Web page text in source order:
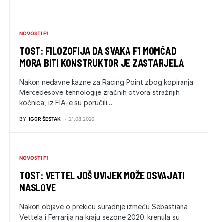
NOVOSTI F1
TOST: FILOZOFIJA DA SVAKA F1 MOMČAD
MORA BITI KONSTRUKTOR JE ZASTARJELA
Nakon nedavne kazne za Racing Point zbog kopiranja
Mercedesove tehnologije zračnih otvora stražnjih
kočnica, iz FIA-e su poručili…
BY IGOR ŠESTAK 21.08.2020.
NOVOSTI F1
TOST: VETTEL JOŠ UVIJEK MOŽE OSVAJATI
NASLOVE
Nakon objave o prekidu suradnje između Sebastiana
Vettela i Ferrarija na kraju sezone 2020. krenula su